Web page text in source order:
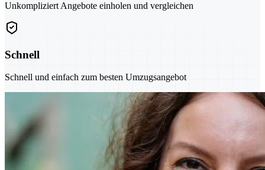
Unkompliziert Angebote einholen und vergleichen
Schnell
Schnell und einfach zum besten Umzugsangebot